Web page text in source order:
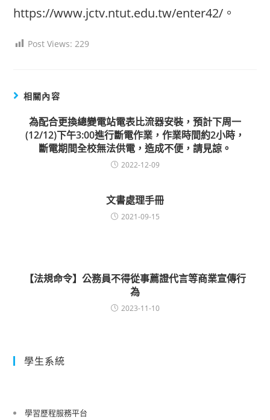
https://www.jctv.ntut.edu.tw/enter42/ 。
Post Views: 229
相關內容
為配合更換總變電站電表比流器安裝，預計下周一
(12/12)下午3:00進行斷電作業，作業時間約2小時，
斷電期間全校無法供電，造成不便，請見諒。
2022-12-09
文書處理手冊
2021-09-15
【法規命令】公務員不得從事薦證代言等商業宣傳行
為
2023-11-10
學生系統
學習歷程服務平台